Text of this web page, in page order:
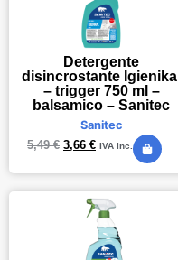
Detergente
disincrostante Igienikal
– trigger 750 ml –
balsamico – Sanitec
Sanitec
5,49€ 3,66 € IVA inc.